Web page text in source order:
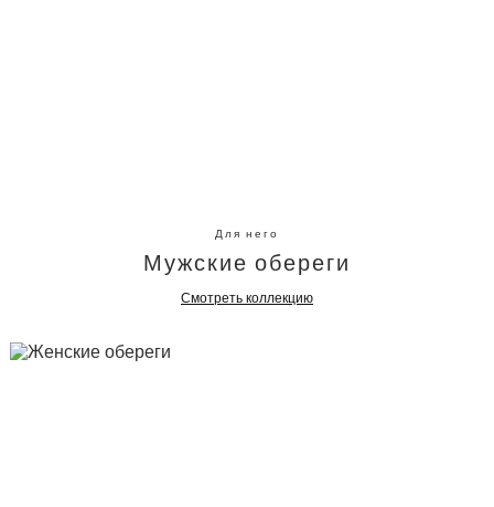
Для него
Мужские обереги
Смотреть коллекцию